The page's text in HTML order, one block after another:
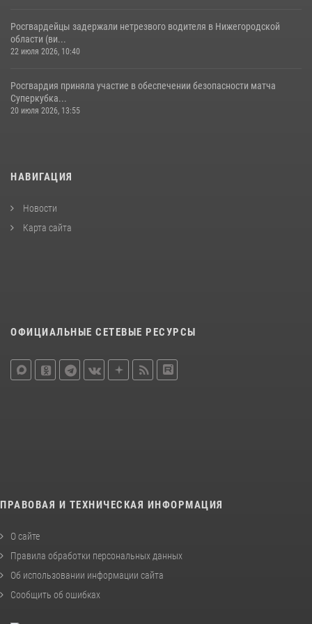
Росгвардейцы задержали нетрезвого водителя в Нижегородской
области (ви...
22 июля 2026, 10:40
Росгвардия приняла участие в обеспечении безопасности матча
Суперкубка...
20 июля 2026, 13:55
НАВИГАЦИЯ
Новости
Карта сайта
ОФИЦИАЛЬНЫЕ СЕТЕВЫЕ РЕСУРСЫ
ПРАВОВАЯ И ТЕХНИЧЕСКАЯ ИНФОРМАЦИЯ
О сайте
Правила обработки персональных данных
Об использовании информации сайта
Сообщить об ошибках